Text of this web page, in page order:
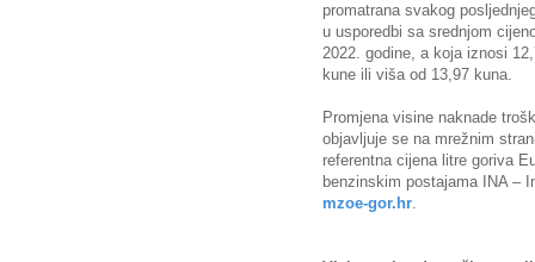
promatrana svakog
u usporedbi sa srednjom
2022. godine, a koja iznosi
kune ili viša od 13,97 kuna.
Promjena visine naknade
objavljuje se na mrežnim
referentna cijena litre goriva
benzinskim postajama INA –
mzoe-gor.hr.